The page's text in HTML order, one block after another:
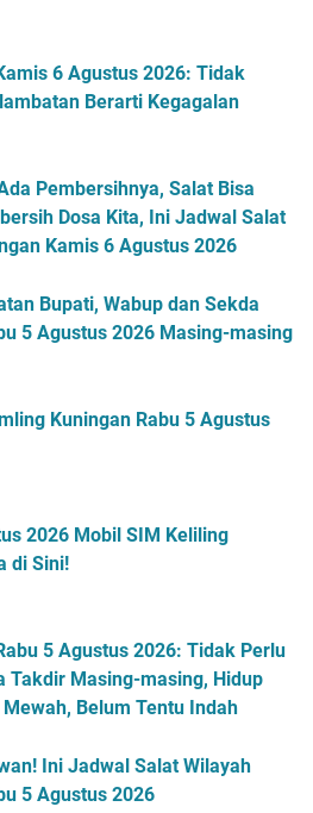
6 Agustus 2026: Tidak
Berarti Kegagalan
Pembersihnya, Salat Bisa
Dosa Kita, Ini Jadwal Salat
Kamis 6 Agustus 2026
Bupati, Wabup dan Sekda
5 Agustus 2026 Masing-masing
Kuningan Rabu 5 Agustus
2026 Mobil SIM Keliling
di Sini!
5 Agustus 2026: Tidak Perlu
Takdir Masing-masing, Hidup
Belum Tentu Indah
Ini Jadwal Salat Wilayah
5 Agustus 2026